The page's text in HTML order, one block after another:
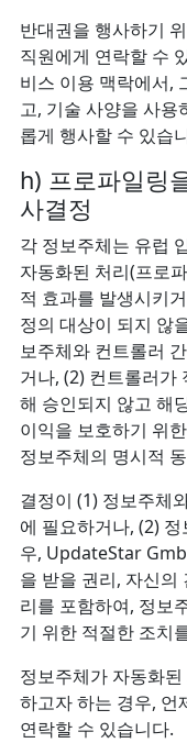
반대권을 행사하기
직원에게 연락할 수
비스 이용 맥락에서,
고, 기술 사양을 사용
롭게 행사할 수 있습
h) 프로파일링
사결정
각 정보주체는 유럽
자동화된 처리(프로
적 효과를 발생시키
정의 대상이 되지 않
보주체와 컨트롤러
거나, (2) 컨트롤러가
해 승인되지 않고 해
이익을 보호하기 위
정보주체의 명시적
결정이 (1) 정보주체
에 필요하거나, (2)
우, UpdateStar
을 받을 권리, 자신의
리를 포함하여, 정보
기 위한 적절한 조치
정보주체가 자동화
하고자 하는 경우,
연락할 수 있습니다.